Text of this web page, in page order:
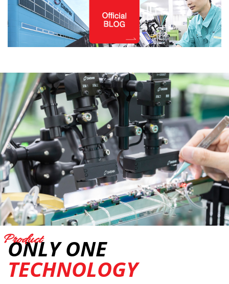
ONLY ONE
TECHNOLOGY